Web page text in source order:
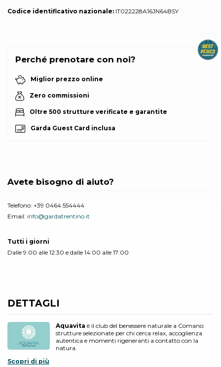
Codice identificativo nazionale: IT022228A16JN64BSY
Perché prenotare con noi?
Miglior prezzo online
Zero commissioni
Oltre 500 strutture verificate e garantite
Garda Guest Card inclusa
Avete bisogno di aiuto?
Telefono: +39 0464 554444
Email: info@gardatrentino.it
Tutti i giorni
Dalle 9:00 alle 12:30 e dalle 14:00 alle 17:00
DETTAGLI
Aquavita è il club del benessere naturale a Comano:
strutture selezionate per chi cerca relax, accoglienza
autentica e momenti rigeneranti a contatto con la
natura.
Scopri di più